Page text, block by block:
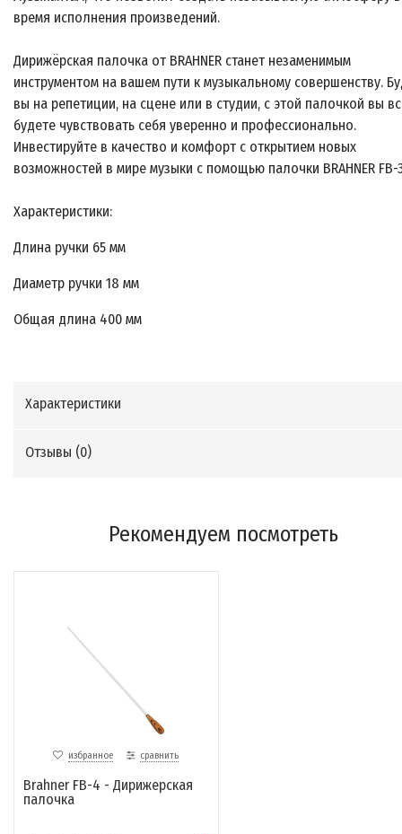
время исполнения произведений.
Дирижёрская палочка от BRAHNER станет незаменимым
инструментом на вашем пути к музыкальному совершенству.
вы на репетиции, на сцене или в студии, с этой палочкой вы
будете чувствовать себя уверенно и профессионально.
Инвестируйте в качество и комфорт с открытием новых
возможностей в мире музыки с помощью палочки BRAHNER FB-
Характеристики:
Длина ручки 65 мм
Диаметр ручки 18 мм
Общая длина 400 мм
Характеристики
Отзывы (0)
Рекомендуем посмотреть
избранное сравнить
Brahner FB-4 - Дирижерская
палочка